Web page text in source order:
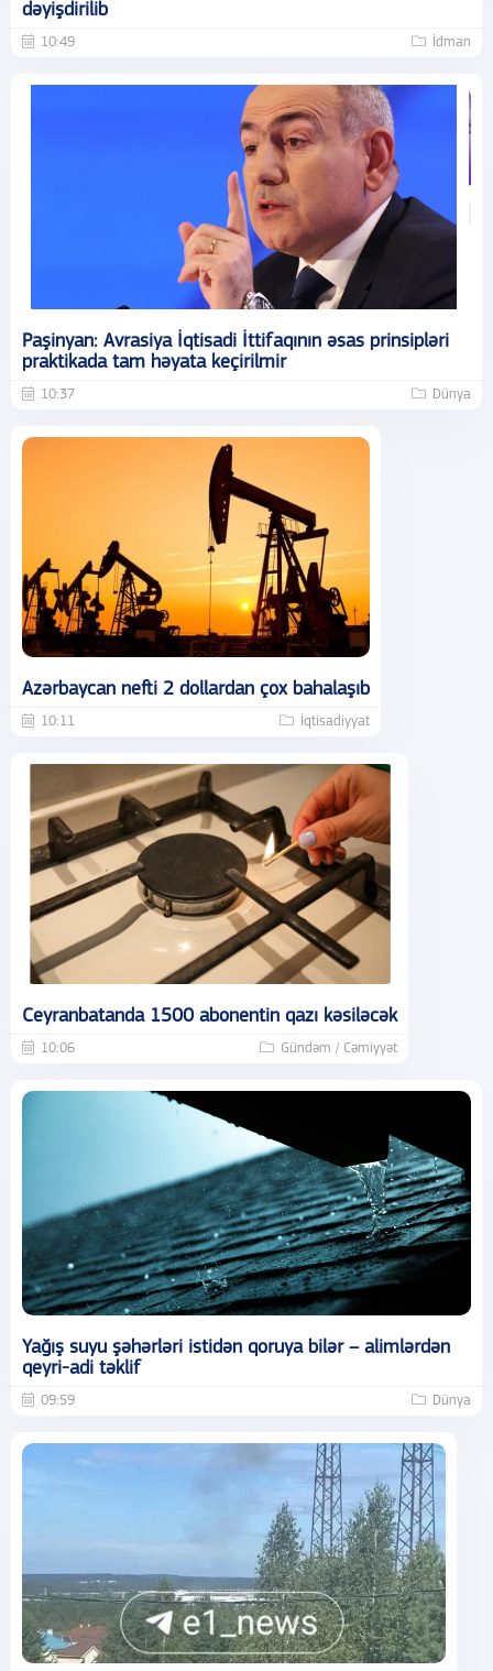
dəyişdirilib
10:49 İdman
Paşinyan: Avrasiya İqtisadi İttifaqının əsas prinsipləri
praktikada tam həyata keçirilmir
10:37 Dünya
Azərbaycan nefti 2 dollardan çox bahalaşıb
10:11 İqtisadiyyat
Ceyranbatanda 1500 abonentin qazı kəsiləcək
10:06 Gündəm / Cəmiyyət
Yağış suyu şəhərləri istidən qoruya bilər – alimlərdən
qeyri-adi təklif
09:59 Dünya